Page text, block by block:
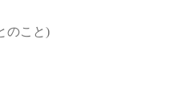
のこと)